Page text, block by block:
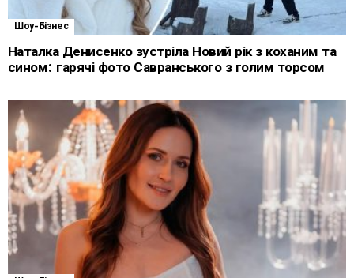
Шоу-Бізнес
Наталка Денисенко зустріла Новий рік з коханим та
сином: гарячі фото Савранського з голим торсом